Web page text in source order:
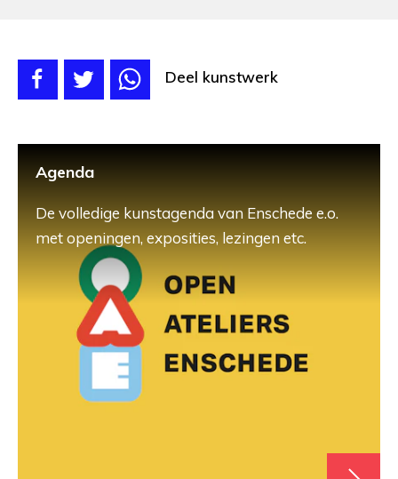
Deel kunstwerk
Agenda
De volledige kunstagenda van Enschede e.o.
met openingen, exposities, lezingen etc.